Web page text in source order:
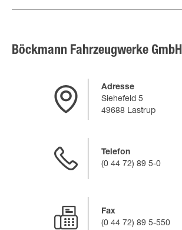
Böckmann Fahrzeugwerke GmbH
Adresse
Siehefeld 5
49688 Lastrup
Telefon
(0 44 72) 89 5-0
Fax
(0 44 72) 89 5-550